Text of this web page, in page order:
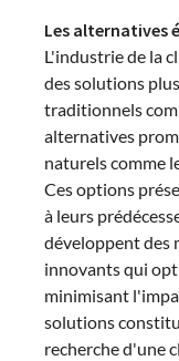
Les alternatives
L'industrie de la
des solutions
traditionnels
alternatives
naturels comme
Ces options
à leurs
développent des
innovants qui
minimisant
solutions
recherche d'une